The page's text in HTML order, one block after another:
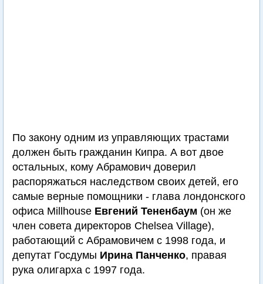
По закону одним из управляющих трастами
должен быть гражданин Кипра. А вот двое
остальных, кому Абрамович доверил
распоряжаться наследством своих детей, его
самые верные помощники - глава лондонского
офиса Millhouse Евгений Тененбаум (он же
член совета директоров Chelsea Village),
работающий с Абрамовичем с 1998 года, и
депутат Госдумы Ирина Панченко, правая
рука олигарха с 1997 года.